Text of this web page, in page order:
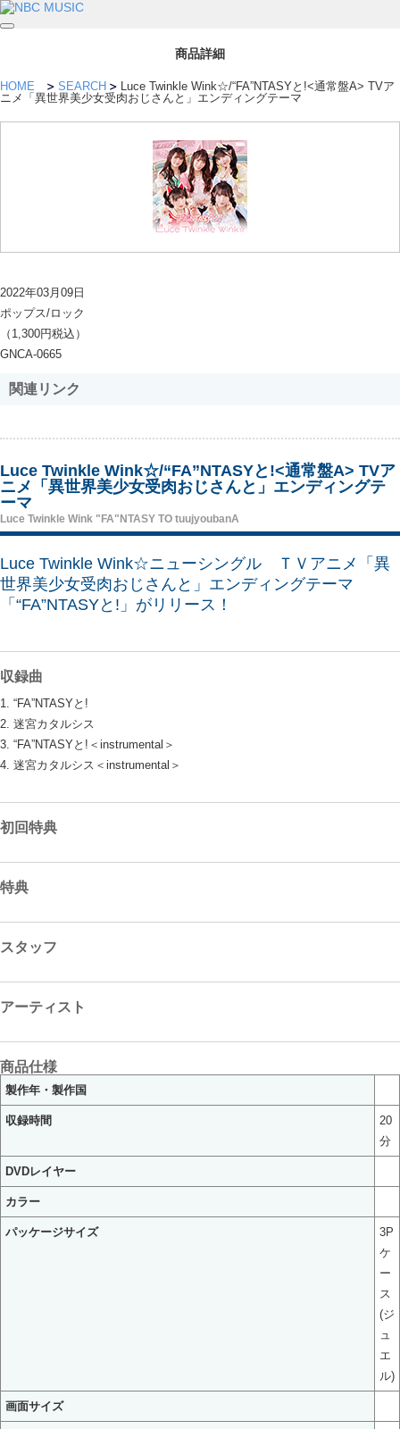
商品詳細
HOME SEARCH
Luce Twinkle Wink☆/“FA”NTASYと!<通常盤A> TVア
ニメ「異世界美少女受肉おじさんと」エンディングテーマ
2022年03月09日
ポップス/ロック
（1,300円税込）
GNCA-0665
関連リンク
Luce Twinkle Wink☆/“FA”NTASYと!<通常盤A> TVア
ニメ「異世界美少女受肉おじさんと」エンディングテ
ーマ
Luce Twinkle Wink "FA"NTASY TO tuujyoubanA
Luce Twinkle Wink☆ニューシングル ＴＶアニメ「異
世界美少女受肉おじさんと」エンディングテーマ
「“FA”NTASYと!」がリリース！
収録曲
1. “FA”NTASYと!
2. 迷宮カタルシス
3. “FA”NTASYと!＜instrumental＞
4. 迷宮カタルシス＜instrumental＞
初回特典
特典
スタッフ
アーティスト
商品仕様
製作年・製作国
収録時間
20
分
DVDレイヤー
カラー
パッケージサイズ
3P
ケ
ー
ス
(ジ
ュ
エ
ル)
画面サイズ